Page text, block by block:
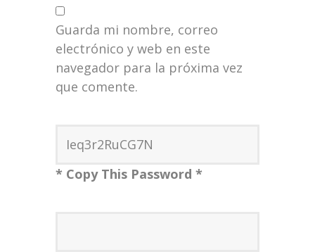
Guarda mi nombre, correo
electrónico y web en este
navegador para la próxima vez
que comente.
* Copy This Password *